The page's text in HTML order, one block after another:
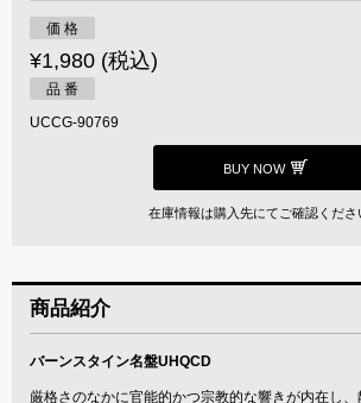
価 格
¥1,980 (税込)
品 番
UCCG-90769
BUY NOW
在庫情報は購入先にてご確認くださ
商品紹介
バーンスタイン名盤UHQCD
厳格さのなかに官能的かつ宗教的な響きが内在し